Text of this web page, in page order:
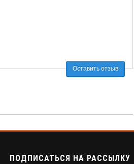
Оставить отзыв
ПОДПИСАТЬСЯ НА РАССЫЛКУ